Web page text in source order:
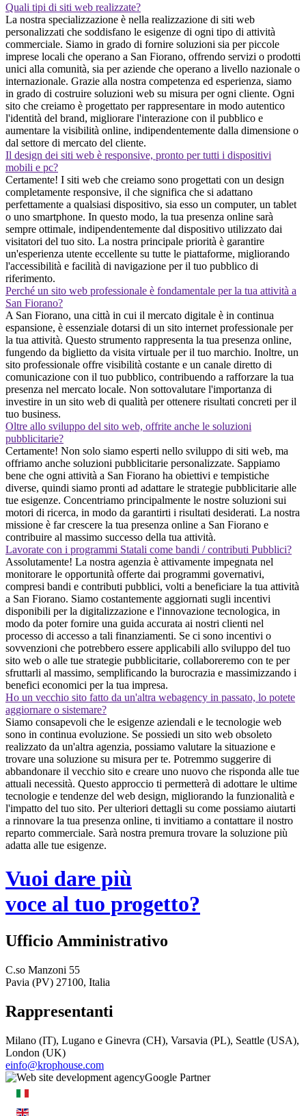
Quali tipi di siti web realizzate?
La nostra specializzazione è nella realizzazione di siti web
personalizzati che soddisfano le esigenze di ogni tipo di attività
commerciale. Siamo in grado di fornire soluzioni sia per piccole
imprese locali che operano a San Fiorano, offrendo servizi o prodotti
unici alla comunità, sia per aziende che operano a livello nazionale o
internazionale. Grazie alla nostra competenza ed esperienza, siamo
in grado di costruire soluzioni web su misura per ogni cliente. Ogni
sito che creiamo è progettato per rappresentare in modo autentico
l'identità del brand, migliorare l'interazione con il pubblico e
aumentare la visibilità online, indipendentemente dalla dimensione o
dal settore di mercato del cliente.
Il design dei siti web è responsive, pronto per tutti i dispositivi
mobili e pc?
Certamente! I siti web che creiamo sono progettati con un design
completamente responsive, il che significa che si adattano
perfettamente a qualsiasi dispositivo, sia esso un computer, un tablet
o uno smartphone. In questo modo, la tua presenza online sarà
sempre ottimale, indipendentemente dal dispositivo utilizzato dai
visitatori del tuo sito. La nostra principale priorità è garantire
un'esperienza utente eccellente su tutte le piattaforme, migliorando
l'accessibilità e facilità di navigazione per il tuo pubblico di
riferimento.
Perché un sito web professionale è fondamentale per la tua attività a
San Fiorano?
A San Fiorano, una città in cui il mercato digitale è in continua
espansione, è essenziale dotarsi di un sito internet professionale per
la tua attività. Questo strumento rappresenta la tua presenza online,
fungendo da biglietto da visita virtuale per il tuo marchio. Inoltre, un
sito professionale offre visibilità costante e un canale diretto di
comunicazione con il tuo pubblico, contribuendo a rafforzare la tua
presenza nel mercato locale. Non sottovalutare l'importanza di
investire in un sito web di qualità per ottenere risultati concreti per il
tuo business.
Oltre allo sviluppo del sito web, offrite anche le soluzioni
pubblicitarie?
Certamente! Non solo siamo esperti nello sviluppo di siti web, ma
offriamo anche soluzioni pubblicitarie personalizzate. Sappiamo
bene che ogni attività a San Fiorano ha obiettivi e tempistiche
diverse, quindi siamo pronti ad adattare le strategie pubblicitarie alle
tue esigenze. Concentriamo principalmente le nostre soluzioni sui
motori di ricerca, in modo da garantirti i risultati desiderati. La nostra
missione è far crescere la tua presenza online a San Fiorano e
contribuire al massimo successo della tua attività.
Lavorate con i programmi Statali come bandi / contributi Pubblici?
Assolutamente! La nostra agenzia è attivamente impegnata nel
monitorare le opportunità offerte dai programmi governativi,
compresi bandi e contributi pubblici, volti a beneficiare la tua attività
a San Fiorano. Siamo costantemente aggiornati sugli incentivi
disponibili per la digitalizzazione e l'innovazione tecnologica, in
modo da poter fornire una guida accurata ai nostri clienti nel
processo di accesso a tali finanziamenti. Se ci sono incentivi o
sovvenzioni che potrebbero essere applicabili allo sviluppo del tuo
sito web o alle tue strategie pubblicitarie, collaboreremo con te per
sfruttarli al massimo, semplificando la burocrazia e massimizzando i
benefici economici per la tua impresa.
Ho un vecchio sito fatto da un'altra webagency in passato, lo potete
aggiornare o sistemare?
Siamo consapevoli che le esigenze aziendali e le tecnologie web
sono in continua evoluzione. Se possiedi un sito web obsoleto
realizzato da un'altra agenzia, possiamo valutare la situazione e
trovare una soluzione su misura per te. Potremmo suggerire di
abbandonare il vecchio sito e creare uno nuovo che risponda alle tue
attuali necessità. Questo approccio ti permetterà di adottare le ultime
tecnologie e tendenze del web design, migliorando la funzionalità e
l'impatto del tuo sito. Per ulteriori dettagli su come possiamo aiutarti
a rinnovare la tua presenza online, ti invitiamo a contattare il nostro
reparto commerciale. Sarà nostra premura trovare la soluzione più
adatta alle tue esigenze.
Vuoi dare più
voce al tuo progetto?
Ufficio Amministrativo
C.so Manzoni 55
Pavia (PV) 27100, Italia
Rappresentanti
Milano (IT), Lugano e Ginevra (CH), Varsavia (PL), Seattle (USA),
London (UK)
einfo@krophouse.com